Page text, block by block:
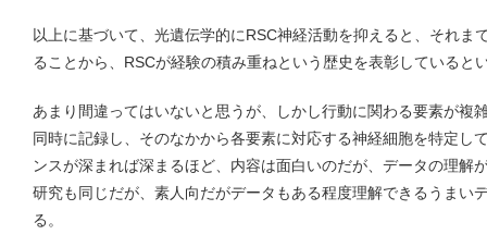
以上に基づいて、光遺伝学的にRSC神経活動を抑えると、それま
ることから、RSCが経験の積み重ねという歴史を表彰していると
あまり間違ってはいないと思うが、しかし行動に関わる要素が複
同時に記録し、そのなかから各要素に対応する神経細胞を特定し
ンスが深まれば深まるほど、内容は面白いのだが、データの理解
研究も同じだが、素人向だがデータもある程度理解できるうまい
る。